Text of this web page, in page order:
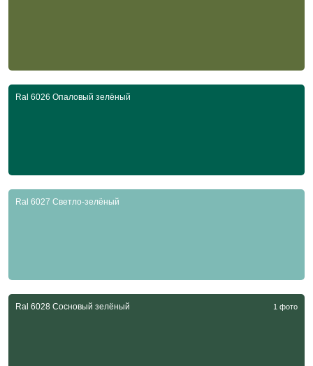
Ral 6026 Опаловый зелёный
Ral 6027 Светло-зелёный
Ral 6028 Сосновый зелёный 1 фото